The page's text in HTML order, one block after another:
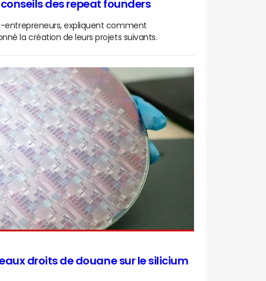
des repeat founders
entrepreneurs, expliquent comment
la création de leurs projets suivants.
droits de douane sur le silicium